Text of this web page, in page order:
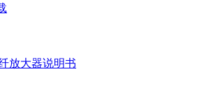
放大器说明书